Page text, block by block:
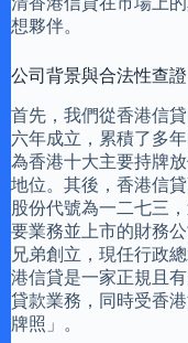
想夥伴。
公司背景與合法性查證
首先，我們從香港信
六年成立，累積了多
為香港十大主要持牌
地位。其後，香港信
股份代號為一二七三
要業務並上市的財務
兄弟創立，現任行政
港信貸是一家正規且
貸款業務，同時受香
牌照」。